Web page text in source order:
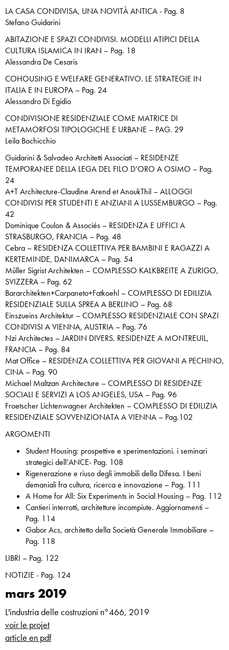
LA CASA CONDIVISA, UNA NOVITÀ ANTICA - Pag. 8
Stefano Guidarini
ABITAZIONE E SPAZI CONDIVISI. MODELLI ATIPICI DELLA
CULTURA ISLAMICA IN IRAN – Pag. 18
Alessandra De Cesaris
COHOUSING E WELFARE GENERATIVO. LE STRATEGIE IN
ITALIA E IN EUROPA – Pag. 24
Alessandro Di Egidio
CONDIVISIONE RESIDENZIALE COME MATRICE DI
METAMORFOSI TIPOLOGICHE E URBANE – PAG. 29
Leila Bochicchio
Guidarini & Salvadeo Architetti Associati – RESIDENZE
TEMPORANEE DELLA LEGA DEL FILO D’ORO A OSIMO – Pag.
24
A+T Architecture-Claudine Arend et AnoukThil – ALLOGGI
CONDIVISI PER STUDENTI E ANZIANI A LUSSEMBURGO – Pag.
42
Dominique Coulon & Associés – RESIDENZA E UFFICI A
STRASBURGO, FRANCIA – Pag. 48
Cebra – RESIDENZA COLLETTIVA PER BAMBINI E RAGAZZI A
KERTEMINDE, DANIMARCA – Pag. 54
Müller Sigrist Architekten – COMPLESSO KALKBREITE A ZURIGO,
SVIZZERA – Pag. 62
Bararchitekten+Carpaneto+Fatkoehl – COMPLESSO DI EDILIZIA
RESIDENZIALE SULLA SPREA A BERLINO – Pag. 68
Einszueins Architektur – COMPLESSO RESIDENZIALE CON SPAZI
CONDIVISI A VIENNA, AUSTRIA – Pag. 76
Nzi Architectes – JARDIN DIVERS. RESIDENZE A MONTREUIL,
FRANCIA – Pag. 84
Mat Office – RESIDENZA COLLETTIVA PER GIOVANI A PECHINO,
CINA – Pag. 90
Michael Maltzan Architecture – COMPLESSO DI RESIDENZE
SOCIALI E SERVIZI A LOS ANGELES, USA – Pag. 96
Froetscher Lichtenwagner Architekten – COMPLESSO DI EDILIZIA
RESIDENZIALE SOVVENZIONATA A VIENNA – Pag.102
ARGOMENTI
Student Housing: prospettive e sperimentazioni. i seminari
strategici dell’ANCE- Pag. 108
Rigenerazione e riuso degli immobili della Difesa. I beni
demaniali fra cultura, ricerca e innovazione – Pag. 111
A Home for All: Six Experiments in Social Housing – Pag. 112
Cantieri interrotti, architetture incompiute. Aggiornamenti –
Pag. 114
Gabor Acs, architetto della Società Generale Immobiliare –
Pag. 118
LIBRI – Pag. 122
NOTIZIE - Pag. 124
mars 2019
L'industria delle costruzioni n°466, 2019
voir le projet
article en pdf